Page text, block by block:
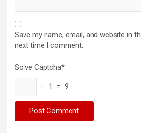
Save my name, email, and website in
next time I comment.
Solve Captcha*
− 1 = 9